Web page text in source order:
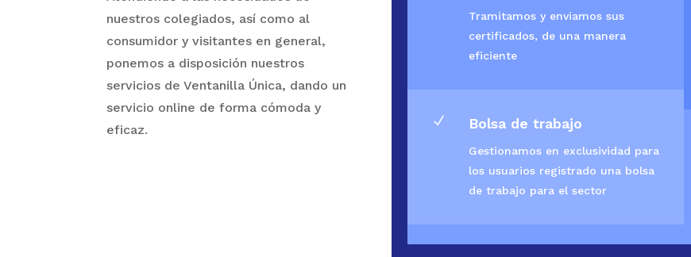
nuestros colegiados, así como al
consumidor y visitantes en general,
ponemos a disposición nuestros
servicios de Ventanilla Única, dando un
servicio online de forma cómoda y
eficaz.
Tramitamos y enviamos sus
certificados, de una manera
eficiente
N Bolsa de trabajo
Gestionamos en exclusividad para
los usuarios registrado una bolsa
de trabajo para el sector